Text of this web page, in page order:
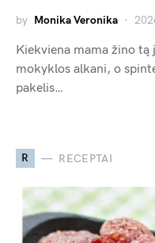
by Monika Veronika
Kiekviena mama žino tą
mokyklos alkani, o
pakelis…
R RECEPTAI